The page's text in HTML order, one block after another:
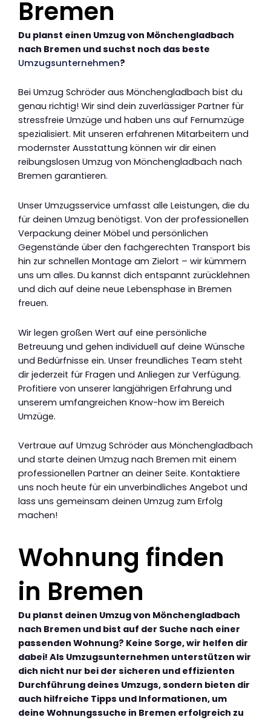
Bremen
Du planst einen Umzug von Mönchengladbach
nach Bremen und suchst noch das beste
Umzugsunternehmen?
Bei Umzug Schröder aus Mönchengladbach bist du
genau richtig! Wir sind dein zuverlässiger Partner für
stressfreie Umzüge und haben uns auf Fernumzüge
spezialisiert. Mit unseren erfahrenen Mitarbeitern und
modernster Ausstattung können wir dir einen
reibungslosen Umzug von Mönchengladbach nach
Bremen garantieren.
Unser Umzugsservice umfasst alle Leistungen, die du
für deinen Umzug benötigst. Von der professionellen
Verpackung deiner Möbel und persönlichen
Gegenstände über den fachgerechten Transport bis
hin zur schnellen Montage am Zielort – wir kümmern
uns um alles. Du kannst dich entspannt zurücklehnen
und dich auf deine neue Lebensphase in Bremen
freuen.
Wir legen großen Wert auf eine persönliche
Betreuung und gehen individuell auf deine Wünsche
und Bedürfnisse ein. Unser freundliches Team steht
dir jederzeit für Fragen und Anliegen zur Verfügung.
Profitiere von unserer langjährigen Erfahrung und
unserem umfangreichen Know-how im Bereich
Umzüge.
Vertraue auf Umzug Schröder aus Mönchengladbach
und starte deinen Umzug nach Bremen mit einem
professionellen Partner an deiner Seite. Kontaktiere
uns noch heute für ein unverbindliches Angebot und
lass uns gemeinsam deinen Umzug zum Erfolg
machen!
Wohnung finden
in Bremen
Du planst deinen Umzug von Mönchengladbach
nach Bremen und bist auf der Suche nach einer
passenden Wohnung? Keine Sorge, wir helfen dir
dabei! Als Umzugsunternehmen unterstützen wir
dich nicht nur bei der sicheren und effizienten
Durchführung deines Umzugs, sondern bieten dir
auch hilfreiche Tipps und Informationen, um
deine Wohnungssuche in Bremen erfolgreich zu